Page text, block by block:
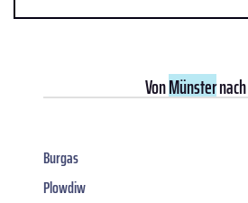
VonMünster
Burgas
Plowdiw